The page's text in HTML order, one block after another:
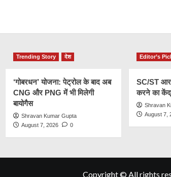
Trending Story देश
‘गोबरधन’ योजना: पेट्रोल के बाद अब
CNG और PNG में भी मिलेगी
बायोगैस
Shravan Kumar Gupta
August 7, 2026
0
Editor’s
SC/ST
करने का
Shravan
August 7,
Copyright © All rights